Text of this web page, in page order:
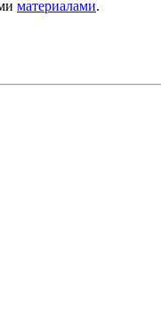
материалами.